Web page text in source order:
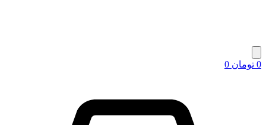
0 تومان 0